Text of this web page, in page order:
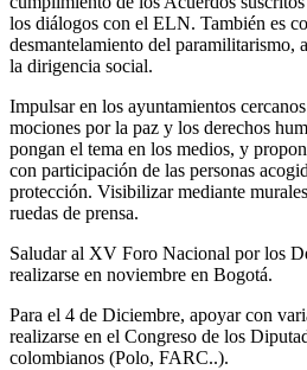
los diálogos con el ELN. También es
desmantelamiento del paramilitarismo,
la dirigencia social.
Impulsar en los ayuntamientos
mociones por la paz y los derechos
pongan el tema en los medios, y
con participación de las personas
protección. Visibilizar mediante
ruedas de prensa.
Saludar al XV Foro Nacional por los
realizarse en noviembre en Bogotá.
Para el 4 de Diciembre, apoyar con
realizarse en el Congreso de los
colombianos (Polo, FARC..).